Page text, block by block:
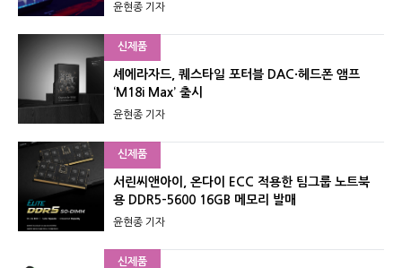
윤현종 기자
신제품
셰에라자드, 퀘스타일 포터블 DAC·헤드폰 앰프
‘M18i Max’ 출시
윤현종 기자
신제품
서린씨앤아이, 온다이 ECC 적용한 팀그룹 노트북
용 DDR5-5600 16GB 메모리 발매
윤현종 기자
신제품